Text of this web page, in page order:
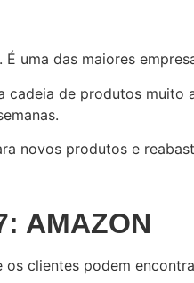
uma das maiores
de produtos
novos produtos e
AMAZON
os clientes podem